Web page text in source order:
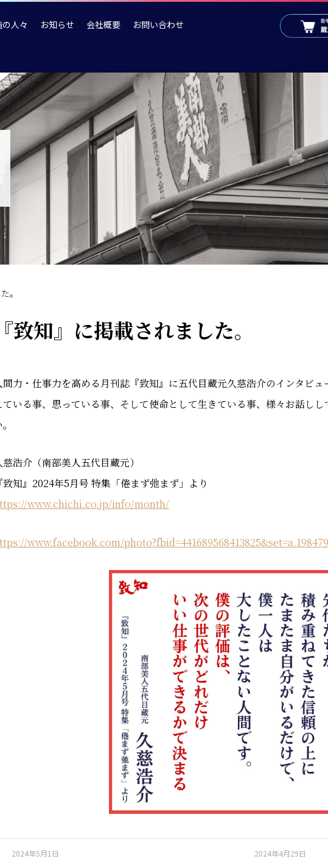
人々 お知らせ 会社概要 お問い合わせ
。
『致知』に掲載されました。
間力・仕事力を高める月刊誌『致知』に五代目蔵元久慈浩介のインタビ
ている事、思っている事、そして使命として生きている事、様々お話し
慈浩介（南部美人五代目蔵元）
致知』2024年5月号 特集「倦まず弛まず」より
www.chichi.co.jp/info/month/
www.facebook.com/
2024年5月1日 2024年4月29日